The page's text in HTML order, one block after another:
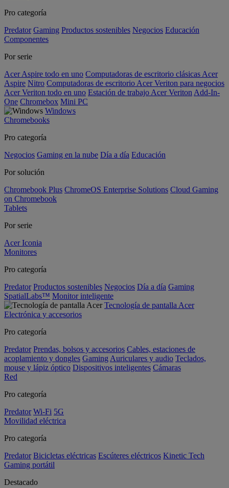
Pro categoría
Predator Gaming Productos sostenibles Negocios Educación
Componentes
Por serie
Acer Aspire todo en uno Computadoras de escritorio clásicas Acer
Aspire Nitro Computadoras de escritorio Acer Veriton para negocios
Acer Veriton todo en uno Estación de trabajo Acer Veriton Add-In-
One Chromebox Mini PC
Windows
Chromebooks
Pro categoría
Negocios Gaming en la nube Día a día Educación
Por solución
Chromebook Plus ChromeOS Enterprise Solutions Cloud Gaming
on Chromebook
Tablets
Por serie
Acer Iconia
Monitores
Pro categoría
Predator Productos sostenibles Negocios Día a día Gaming
SpatialLabs™ Monitor inteligente
Tecnología de pantalla Acer
Electrónica y accesorios
Pro categoría
Predator Prendas, bolsos y accesorios Cables, estaciones de
acoplamiento y dongles Gaming Auriculares y audio Teclados,
mouse y lápiz óptico Dispositivos inteligentes Cámaras
Red
Pro categoría
Predator Wi-Fi 5G
Movilidad eléctrica
Pro categoría
Predator Bicicletas eléctricas Escúteres eléctricos Kinetic Tech
Gaming portátil
Destacado